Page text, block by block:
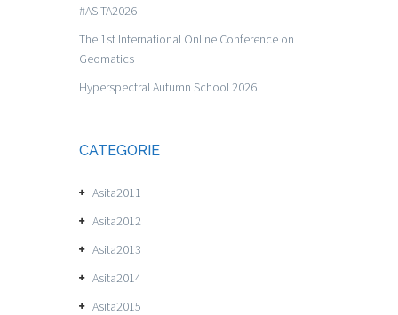
#ASITA2026
The 1st International Online Conference on
Geomatics
Hyperspectral Autumn School 2026
CATEGORIE
Asita2011
Asita2012
Asita2013
Asita2014
Asita2015